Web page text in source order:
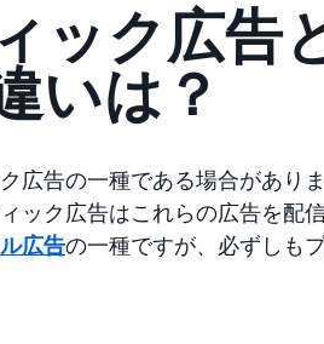
ック広告
いは？
広告の一種である場合があり
ック広告はこれらの広告を配
広告の一種ですが、必ずしも